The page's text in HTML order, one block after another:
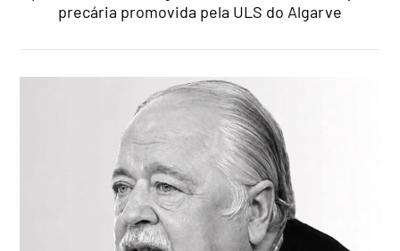
precária promovida pela ULS do Algarve